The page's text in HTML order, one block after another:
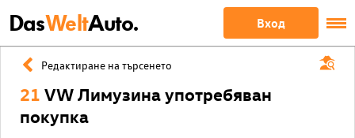
DasWeltAuto. Вход
Редактиране на търсенето
21 VW Лимузина употребяван
покупка